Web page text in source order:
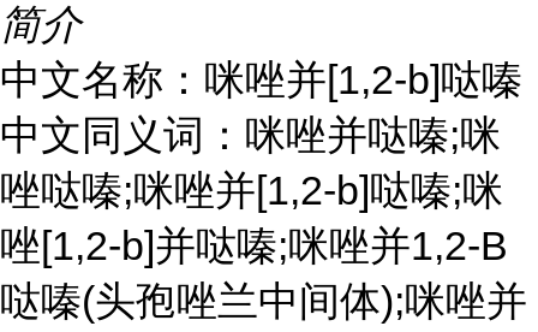
简介
中文名称：咪唑并[1,2-b]哒嗪
中文同义词：咪唑并哒嗪;咪
唑哒嗪;咪唑并[1,2-b]哒嗪;咪
唑[1,2-b]并哒嗪;咪唑并1,2-B
哒嗪(头孢唑兰中间体);咪唑并